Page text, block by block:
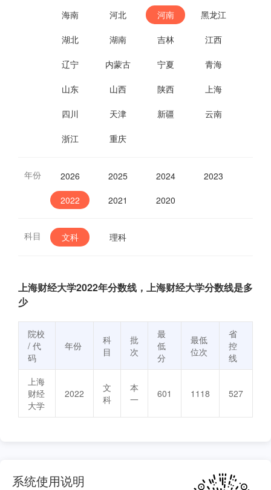
海南 河北 河南 黑龙江
湖北 湖南 吉林 江西
辽宁 内蒙古 宁夏 青海
山东 山西 陕西 上海
四川 天津 新疆 云南
浙江 重庆
年份 2026 2025 2024
2023
2022
2021 2020
科目 文科 理科
上海财经大学2022年分数线，上海财经大学分数线是多
少
院校
/ 代
码
年份
科
目
批
次
最
低
分
最低
位次
省
控
线
上海
财经
大学
2022
文
科
本
一
601 1118 527
系统使用说明